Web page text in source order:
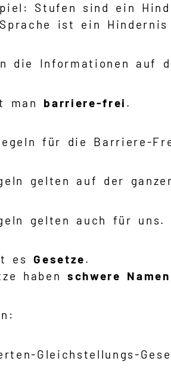
Stufen sind ein
ist ein
die Informationen auf
man barriere-frei .
für die Barriere-
gelten auf der
gelten auch für uns.
esGesetze.
haben schwere Namen
Gleichstellungs-